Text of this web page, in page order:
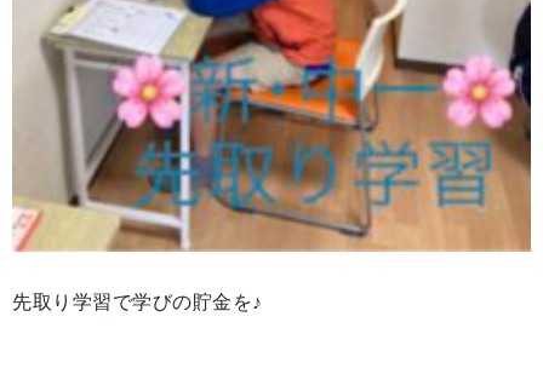
先取り学習で学びの貯金を♪